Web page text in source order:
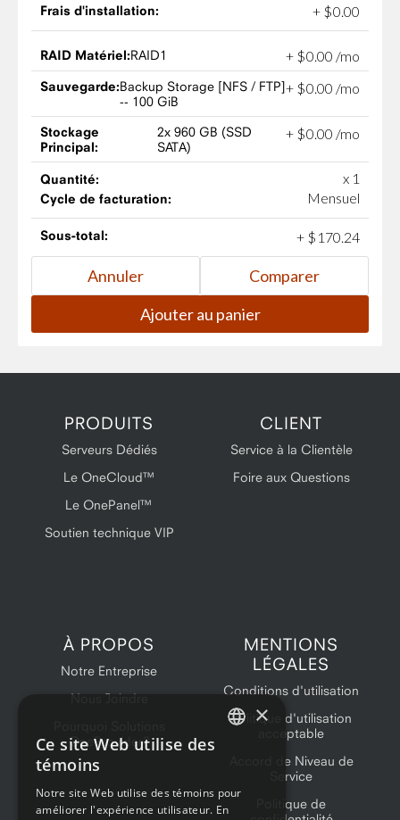
Frais d'installation: + $0.00
RAID Matériel:RAID1 + $0.00 /mo
Sauvegarde:Backup Storage [NFS / FTP]
-- 100 GiB
+ $0.00 /mo
Stockage
Principal:
2x 960 GB (SSD
SATA)
+ $0.00 /mo
Quantité: x 1
Cycle de facturation: Mensuel
Sous-total: + $ 170.24
PRODUITS
Serveurs Dédiés
Le OneCloud™
Le OnePanel™
Soutien technique VIP
CLIENT
Service à la Clientèle
Foire aux Questions
À PROPOS
Notre Entreprise
Nous Joindre
OneProvider?
MENTIONS
LÉGALES
Conditions d'utilisation
Politique d'utilisation
acceptable
Accord de Niveau de
Service
Politique de
×
Ce site Web utilise des
témoins
Notre site Web utilise des témoins pour
améliorer l'expérience utilisateur. En